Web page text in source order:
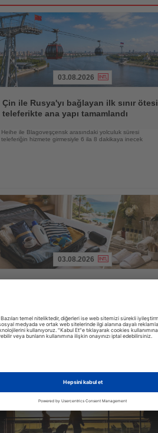
Oku
03.08.2026
Çin ile Rusya'yı bağlayan ilk sınır ötesi
teleferikte ana yapı tamamlandı
Heihe ile Blagoveşçensk arasındaki yolculuk süresi
teleferiğin hizmete girmesiyle 6 ila 8 dakikaya inecek
03.08.2026
odalarındaki ücretsiz ürünleri yanlarına almamalarıyla da
dikkat çekiyor